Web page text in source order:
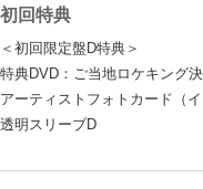
初回特典
＜初回限定盤D特典＞
特典DVD：ご当地ロケキング
アーティストフォトカード（
透明スリーブD